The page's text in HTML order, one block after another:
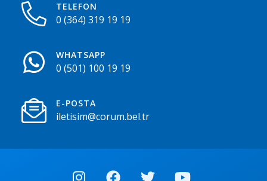
TELEFON
0 (364) 319 19 19
WHATSAPP
0 (501) 100 19 19
E-POSTA
iletisim@corum.bel.tr